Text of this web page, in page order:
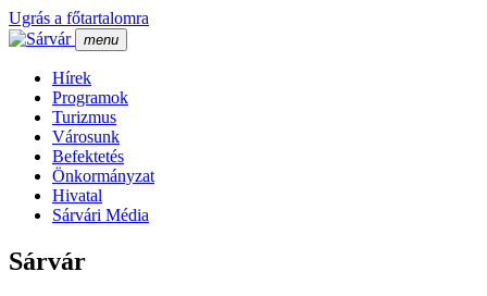
Ugrás a főtartalomra
menu
Hí­rek
Programok
Turizmus
Városunk
Befektetés
Önkormányzat
Hivatal
Sárvári Média
Sárvár